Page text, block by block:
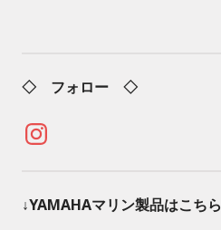
◇ フォロー ◇
Instagram
↓YAMAHAマリン製品はこちら